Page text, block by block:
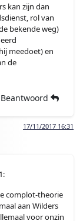
kan zijn dan
rol van
bekende weg)
meedoet) en
de
Beantwoord
17/11/2017 16:31
complot-theorie
aan Wilders
voor onzin